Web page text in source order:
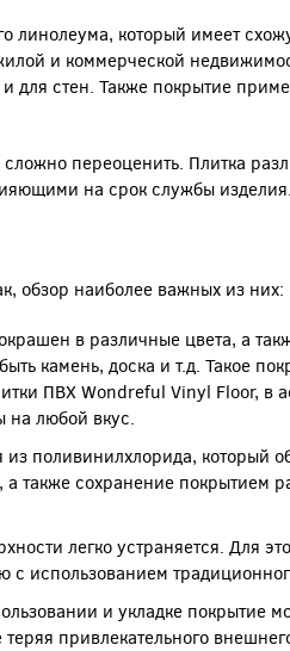
линолеума, который имеет
и коммерческой
для стен. Также покрытие
переоценить. Плитка
на срок службы изделия.
обзор наиболее важных из них:
в различные цвета, а
камень, доска и т.д. Такое
ПВХ Wondreful Vinyl Floor, в
на любой вкус.
из поливинилхлорида, который
а также сохранение покрытием
легко устраняется. Для
с использованием
и укладке покрытие
привлекательного